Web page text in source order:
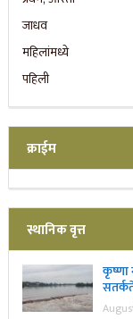
क्राईम
स्थानिक वृत्त
कृष्णा